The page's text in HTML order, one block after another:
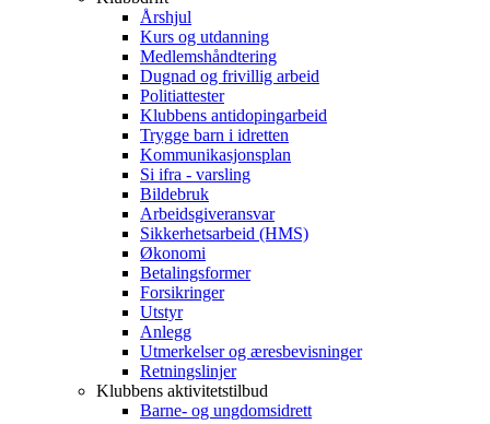
Årshjul
Kurs og utdanning
Medlemshåndtering
Dugnad og frivillig arbeid
Politiattester
Klubbens antidopingarbeid
Trygge barn i idretten
Kommunikasjonsplan
Si ifra - varsling
Bildebruk
Arbeidsgiveransvar
Sikkerhetsarbeid (HMS)
Økonomi
Betalingsformer
Forsikringer
Utstyr
Anlegg
Utmerkelser og æresbevisninger
Retningslinjer
Klubbens aktivitetstilbud
Barne- og ungdomsidrett